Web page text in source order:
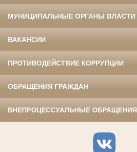
МУНИЦИПАЛЬНЫЕ ОРГАНЫ ВЛАСТИ
ВАКАНСИИ
ПРОТИВОДЕЙСТВИЕ КОРРУПЦИИ
ОБРАЩЕНИЯ ГРАЖДАН
ВНЕПРОЦЕССУАЛЬНЫЕ ОБРАЩЕНИЯ